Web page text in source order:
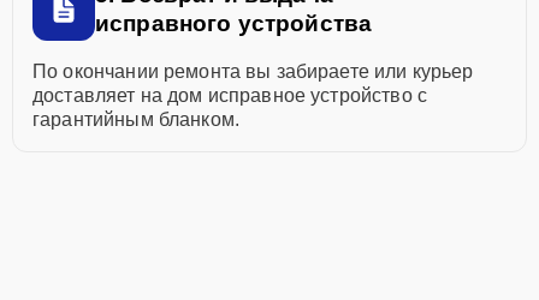
исправного устройства
По окончании ремонта вы забираете или курьер
доставляет на дом исправное устройство с
гарантийным бланком.